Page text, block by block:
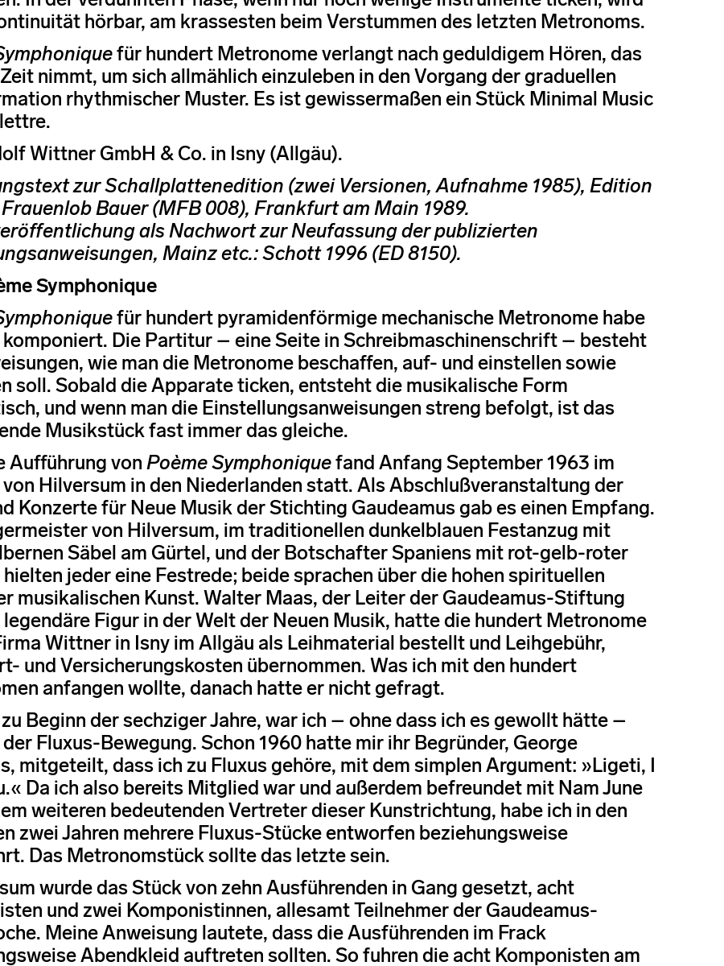
hörbar, am krassesten beim Verstummen des letzten Metronoms.
für hundert Metronome verlangt nach geduldigem Hören, das
nimmt, um sich allmählich einzuleben in den Vorgang der graduellen
rhythmischer Muster. Es ist gewissermaßen ein Stück Minimal Music
Wittner GmbH & Co. in Isny (Allgäu).
zur Schallplattenedition (zwei Versionen, Aufnahme 1985), Edition
Bauer (MFB 008), Frankfurt am Main 1989.
als Nachwort zur Neufassung der publizierten
Mainz etc.: Schott 1996 (ED 8150).
Symphonique
für hundert pyramidenförmige mechanische Metronome habe
komponiert. Die Partitur – eine Seite in Schreibmaschinenschrift – besteht
wie man die Metronome beschaffen, auf- und einstellen sowie
soll. Sobald die Apparate ticken, entsteht die musikalische Form
und wenn man die Einstellungsanweisungen streng befolgt, ist das
Musikstück fast immer das gleiche.
Aufführung von Poème Symphoniquefand Anfang September 1963 im
von Hilversum in den Niederlanden statt. Als Abschlußveranstaltung der
Konzerte für Neue Musik der Stichting Gaudeamus gab es einen Empfang.
von Hilversum, im traditionellen dunkelblauen Festanzug mit
Säbel am Gürtel, und der Botschafter Spaniens mit rot-gelb-roter
jeder eine Festrede; beide sprachen über die hohen spirituellen
musikalischen Kunst. Walter Maas, der Leiter der Gaudeamus-Stiftung
legendäre Figur in der Welt der Neuen Musik, hatte die hundert Metronome
Wittner in Isny im Allgäu als Leihmaterial bestellt und Leihgebühr,
und Versicherungskosten übernommen. Was ich mit den hundert
anfangen wollte, danach hatte er nicht gefragt.
Beginn der sechziger Jahre, war ich – ohne dass ich es gewollt hätte –
Fluxus-Bewegung. Schon 1960 hatte mir ihr Begründer, George
mitgeteilt, dass ich zu Fluxus gehöre, mit dem simplen Argument: »Ligeti, I
Da ich also bereits Mitglied war und außerdem befreundet mit Nam June
weiteren bedeutenden Vertreter dieser Kunstrichtung, habe ich in den
zwei Jahren mehrere Fluxus-Stücke entworfen beziehungsweise
Das Metronomstück sollte das letzte sein.
wurde das Stück von zehn Ausführenden in Gang gesetzt, acht
und zwei Komponistinnen, allesamt Teilnehmer der Gaudeamus-
Meine Anweisung lautete, dass die Ausführenden im Frack
Abendkleid auftreten sollten. So fuhren die acht Komponisten am